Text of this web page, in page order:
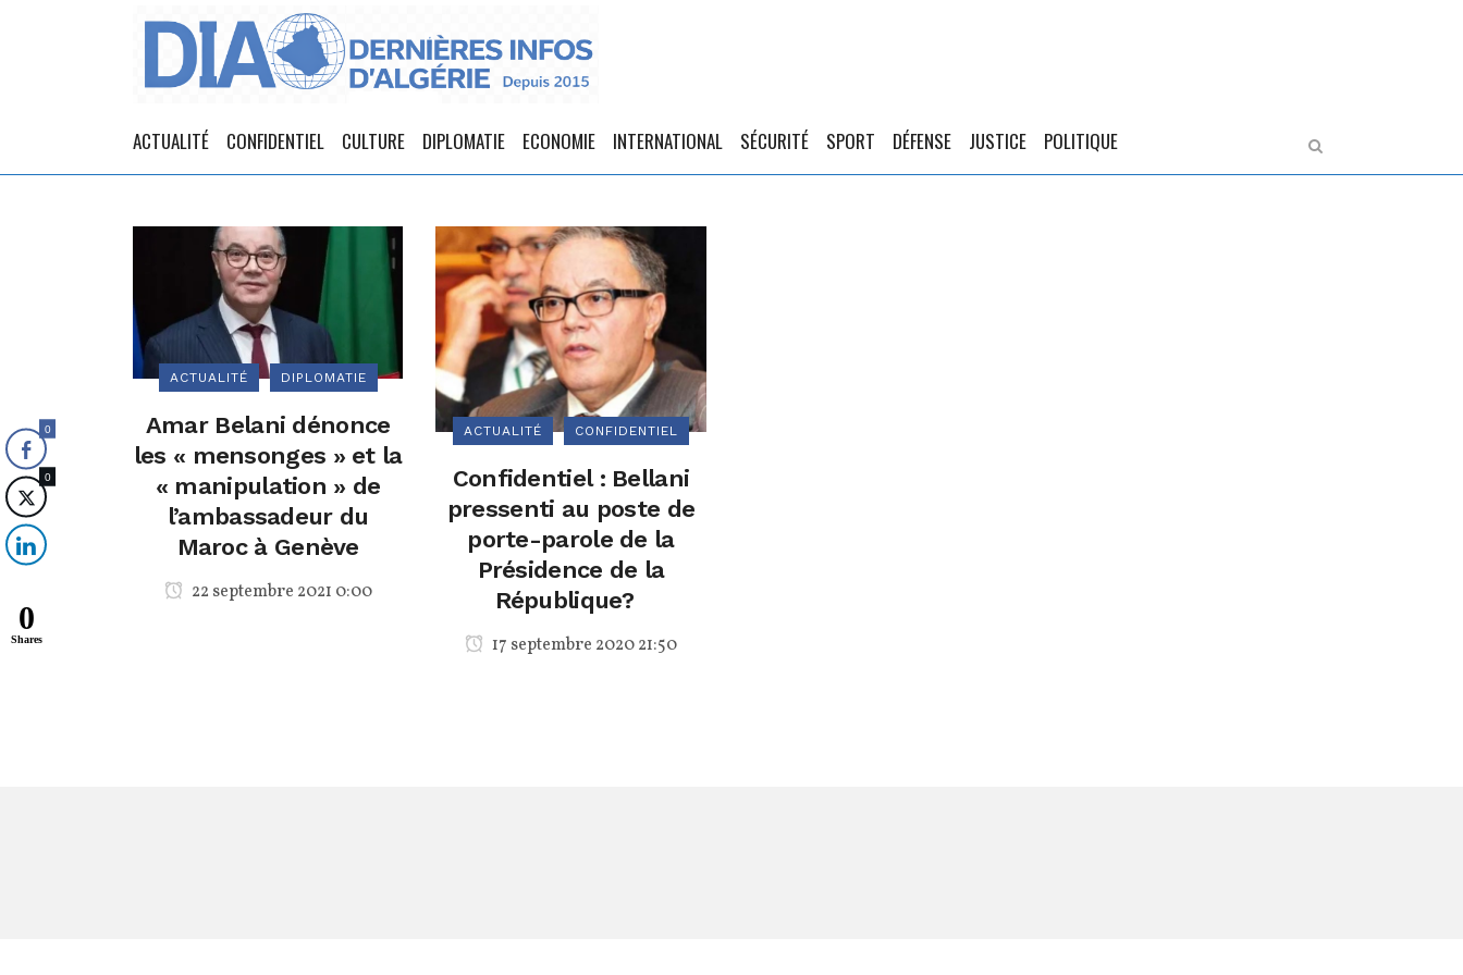
ACTUALITÉ CONFIDENTIEL CULTURE DIPLOMATIE ECONOMIE INTERNATIONAL SÉCURITÉ SPORT DÉFENSE JUSTICE POLITIQUE
ACTUALITÉ DIPLOMATIE
Amar Belani dénonce
les « mensonges » et la
« manipulation » de
l’ambassadeur du
Maroc à Genève
22 septembre 2021 0:00
ACTUALITÉ CONFIDENTIEL
Confidentiel : Bellani
pressenti au poste de
porte-parole de la
Présidence de la
République?
17 septembre 2020 21:50
0
0
0
Shares